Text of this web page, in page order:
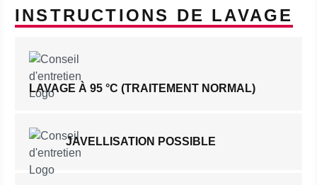
INSTRUCTIONS DE LAVAGE
LAVAGE À 95 °C (TRAITEMENT NORMAL)
JAVELLISATION POSSIBLE